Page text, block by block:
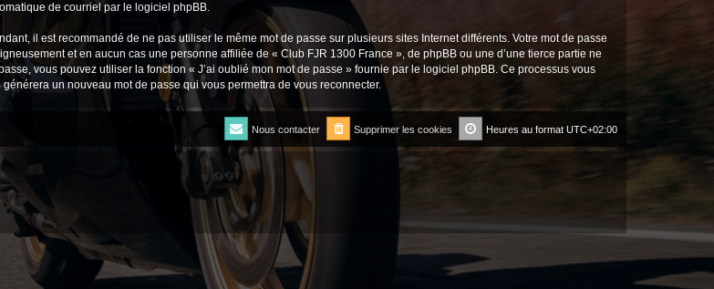
de courriel par le logiciel phpBB.
il est recommandé de ne pas utiliser le même mot de passe sur plusieurs sites Internet différents. Votre mot de passe
et en aucun cas une personne affiliée de « Club FJR 1300 France », de phpBB ou une d’une tierce partie ne
vous pouvez utiliser la fonction « J’ai oublié mon mot de passe » fournie par le logiciel phpBB. Ce processus vous
un nouveau mot de passe qui vous permettra de vous reconnecter.
Heures au format UTC+02:00
Supprimer les cookies
Nous contacter